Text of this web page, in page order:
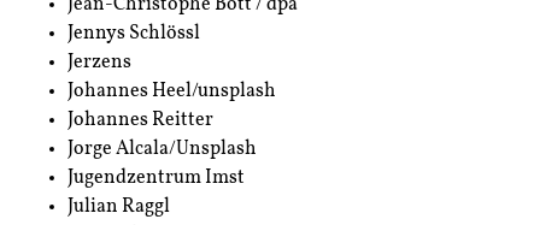
Jean-Christophe Bott / dpa
Jennys Schlössl
Jerzens
Johannes Heel/unsplash
Johannes Reitter
Jorge Alcala/Unsplash
Jugendzentrum Imst
Julian Raggl